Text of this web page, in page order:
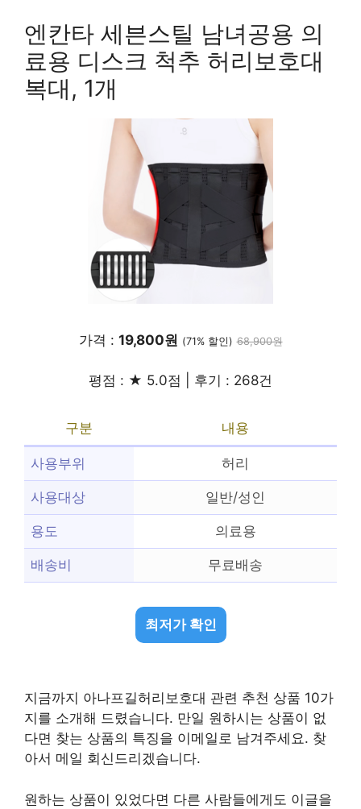
엔칸타 세븐스틸 남녀공용 의
료용 디스크 척추 허리보호대
복대, 1개
가격 : 19,800원 (71% 할인) 68,900원
평점 : ★ 5.0점 | 후기 : 268건
구분 내용
사용부위 허리
사용대상 일반/성인
용도 의료용
배송비 무료배송
최저가 확인
지금까지 아나프길허리보호대 관련 추천 상품 10가
지를 소개해 드렸습니다. 만일 원하시는 상품이 없
다면 찾는 상품의 특징을 이메일로 남겨주세요. 찾
아서 메일 회신드리겠습니다.
원하는 상품이 있었다면 다른 사람들에게도 이글을